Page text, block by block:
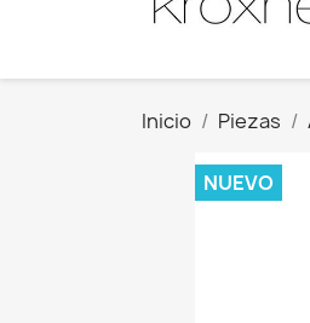
Inicio Piezas
NUEVO